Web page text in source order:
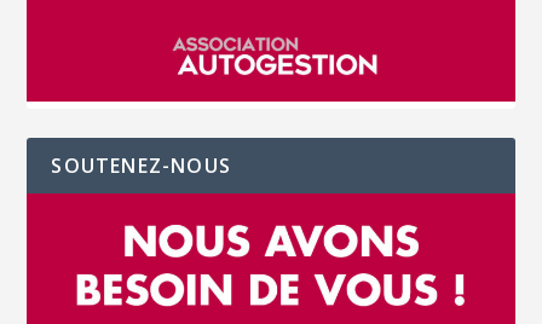
SOUTENEZ-NOUS